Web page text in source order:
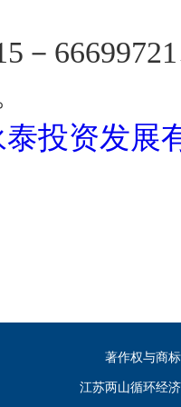
66699721
投资发展
著作权与商
江苏两山循环经